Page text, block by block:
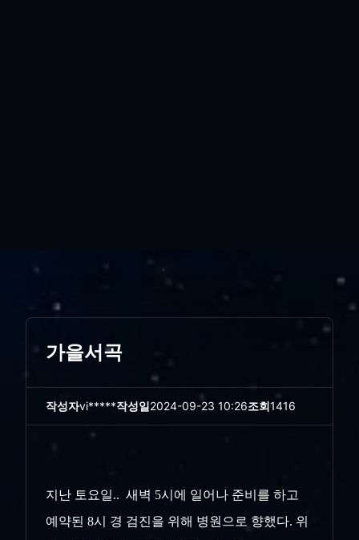
가을서곡
작성자vi*****작성일2024-09-23 10:26조회1416
지난 토요일.. 새벽 5시에 일어나 준비를 하고
예약된 8시 경 검진을 위해 병원으로 향했다. 위